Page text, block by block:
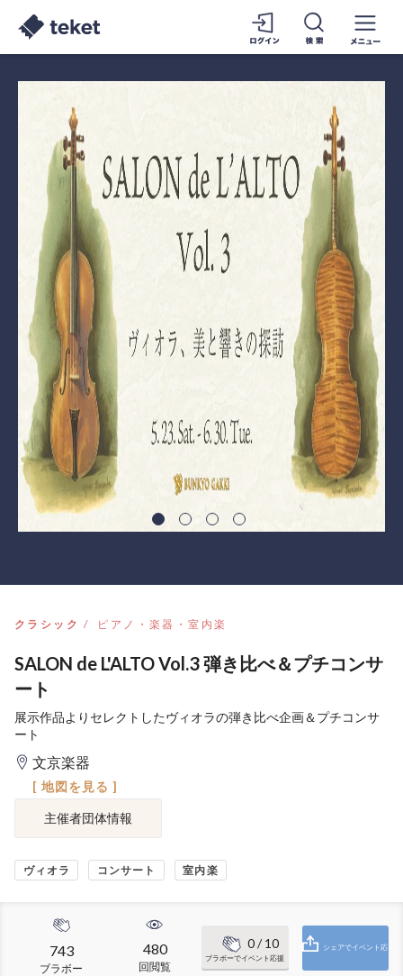
クラシック ピアノ・楽器・室内楽
SALON de L'ALTO Vol.3 弾き比べ＆プチコンサ
ート
展示作品よりセレクトしたヴィオラの弾き比べ企画＆プチコンサ
ート
文京楽器
[ 地図を見る ]
主催者団体情報
ヴィオラ コンサート 室内楽
743
ブラボー
480
回閲覧
0/ 10
ブラボーでイベント応援
シェアでイベント応